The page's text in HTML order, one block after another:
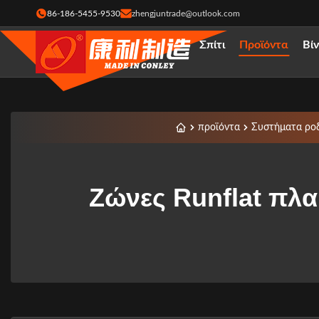
86-186-5455-9530 zhengjuntrade@outlook.com
Σπίτι Προϊόντα
προϊόντα Συστήματα
Ζώνες Runflat